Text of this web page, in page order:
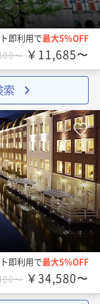
即利用で最大5％OFF
〜 ￥11,685〜
即利用で最大5％OFF
〜 ￥34,580〜